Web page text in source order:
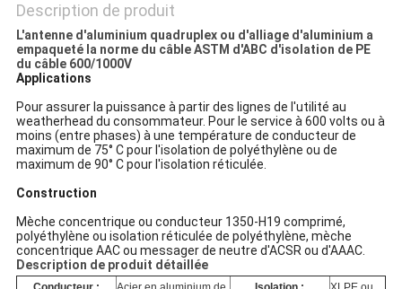
SITE
POLITIQUE
DE
CONFIDENTIALITÉ
Description de produit
L'antenne d'aluminium quadruplex ou d'alliage d'aluminium a
empaqueté la norme du câble ASTM d'ABC d'isolation de PE
du câble 600/1000V
Applications
Pour assurer la puissance à partir des lignes de l'utilité au
weatherhead du consommateur. Pour le service à 600 volts ou à
moins (entre phases) à une température de conducteur de
maximum de 75° C pour l'isolation de polyéthylène ou de
maximum de 90° C pour l'isolation réticulée.
Construction
Mèche concentrique ou conducteur 1350-H19 comprimé,
polyéthylène ou isolation réticulée de polyéthylène, mèche
concentrique AAC ou messager de neutre d'ACSR ou d'AAAC.
Description de produit détaillée